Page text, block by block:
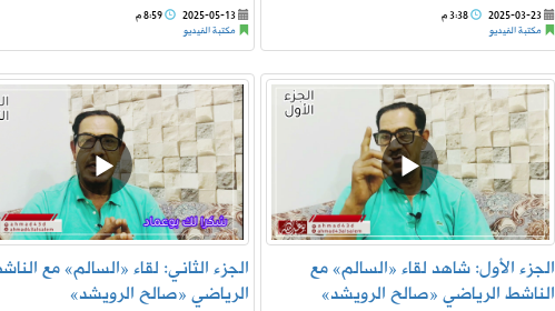
2025-05-13
8:59 م
مكتبة الفيديو
2025-03-23
3:38 م
مكتبة الفيديو
الجزء الثاني: لقاء «السالم» مع
الرياضي «صالح الرويشد»
الجزء الأول: شاهد لقاء «السالم» مع
الناشط الرياضي «صالح الرويشد»